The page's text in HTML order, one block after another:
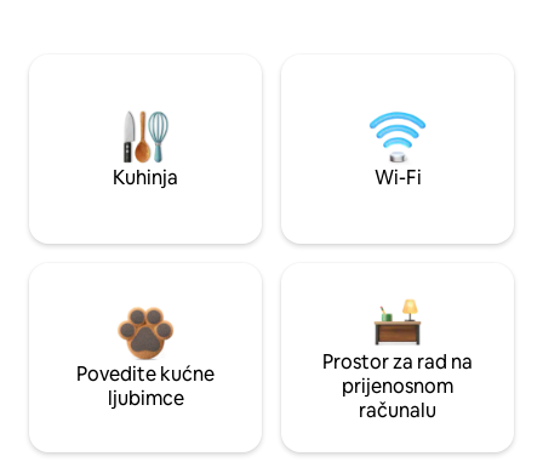
Kuhinja Wi-Fi
Povedite kućne
ljubimce
Prostor za rad na
prijenosnom
računalu